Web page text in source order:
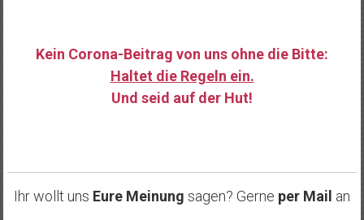
Kein Corona-Beitrag von uns ohne die Bitte:
Haltet die Regeln ein.
Und seid auf der Hut!
Ihr wollt uns Eure Meinung sagen? Gerne per Mail an